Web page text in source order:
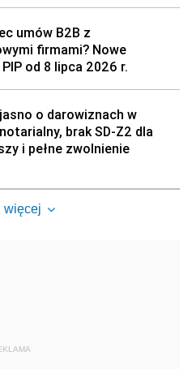
umów B2B z
firmami? Nowe
od 8 lipca 2026 r.
o darowiznach w
brak SD-Z2 dla
i pełne zwolnienie
więcej